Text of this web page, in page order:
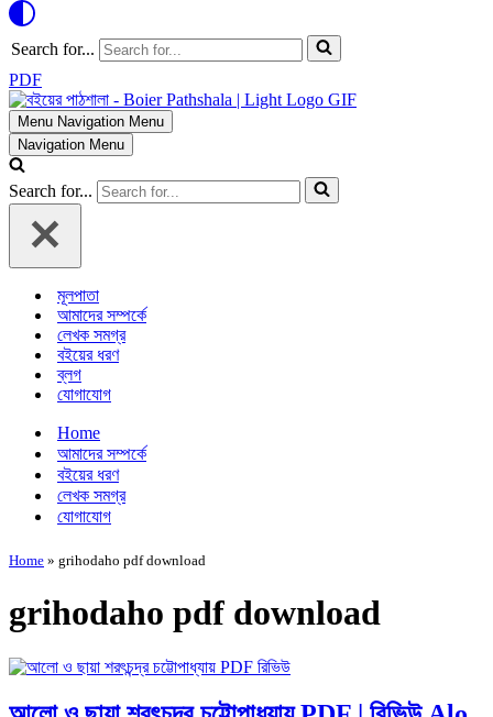
Search for...
PDF
Menu Navigation Menu
Navigation Menu
Search for...
মূলপাতা
আমাদের সম্পর্কে
লেখক সমগ্র
বইয়ের ধরণ
ব্লগ
যোগাযোগ
Home
আমাদের সম্পর্কে
বইয়ের ধরণ
লেখক সমগ্র
যোগাযোগ
Home » grihodaho pdf download
grihodaho pdf download